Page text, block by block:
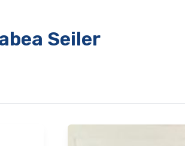
Seiler